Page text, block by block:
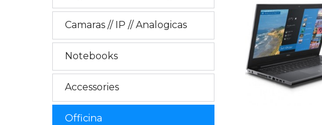
Camaras // IP // Analogicas
Notebooks
Accessories
Officina